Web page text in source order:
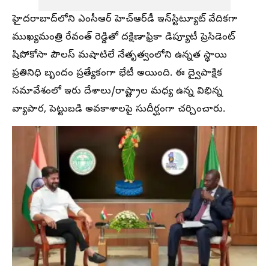
హైదరాబాద్‌లోని ఎంసీఆర్ హెచ్‌ఆర్‌డీ ఇన్‌స్టిట్యూట్ వేదికగా
ముఖ్యమంత్రి రేవంత్ రెడ్డితో దక్షిణాఫ్రికా డిప్యూటీ ప్రెసిడెంట్
షిపోకోసా పౌలస్ మషాటిలే నేతృత్వంలోని ఉన్నత స్థాయి
ప్రతినిధి బృందం ప్రత్యేకంగా భేటీ అయింది. ఈ ద్వైపాక్షిక
సమావేశంలో ఇరు దేశాలు/రాష్ట్రాల మధ్య ఉన్న విభిన్న
వ్యాపార, పెట్టుబడి అవకాశాలపై సుదీర్ఘంగా చర్చించారు.